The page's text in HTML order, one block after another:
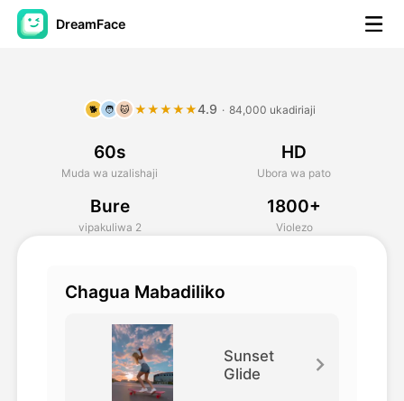
DreamFace
Video ya Avatar
Video ya AI
Picha
🐕 🧑 🐱 ★★★★★4.9 · 84,000 ukadiriaji
60s
Muda wa uzalishaji
HD
Ubora wa pato
Bure
vipakuliwa 2
1800+
Violezo
Chagua Mabadiliko
Sunset
Glide